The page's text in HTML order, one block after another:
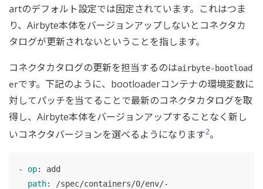
artのデフォルト設定では固定されています。これはつま
り、Airbyte本体をバージョンアップしないとコネクタカ
タログが更新されないということを指します。
コネクタカタログの更新を担当するのはairbyte-bootload
erです。下記のように、bootloaderコンテナの環境変数に
対してパッチを当てることで最新のコネクタカタログを取
得し、Airbyte本体をバージョンアップすることなく新し
いコネクタバージョンを選べるようになります2。
- op:
add
path:
/spec/containers/0/env/-